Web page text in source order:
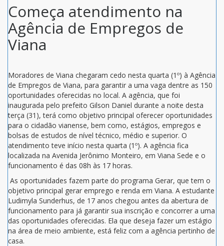
Começa atendimento na
Agência de Empregos de
Viana
Moradores de Viana chegaram cedo nesta quarta (1º) à Agência
de Empregos de Viana, para garantir a uma vaga dentre as 150
oportunidades oferecidas no local. A agência, que foi
inaugurada pelo prefeito Gilson Daniel durante a noite desta
terça (31), terá como objetivo principal oferecer oportunidades
para o cidadão vianense, bem como, estágios, empregos e
bolsas de estudos de nível técnico, médio e superior. O
atendimento teve início nesta quarta (1º). A agência fica
localizada na Avenida Jerônimo Monteiro, em Viana Sede e o
funcionamento é das 08h às 17 horas.
As oportunidades fazem parte do programa Gerar, que tem o
objetivo principal gerar emprego e renda em Viana. A estudante
Ludimyla Sunderhus, de 17 anos chegou antes da abertura de
funcionamento para já garantir sua inscrição e concorrer a uma
das oportunidades oferecidas. Ela que deseja fazer um estágio
na área de meio ambiente, está feliz com a agência pertinho de
casa.